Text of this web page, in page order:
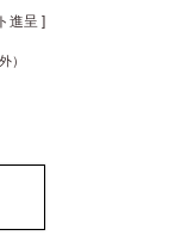
進呈 ]
）